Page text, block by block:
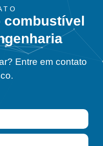
combustível
Entre em contato